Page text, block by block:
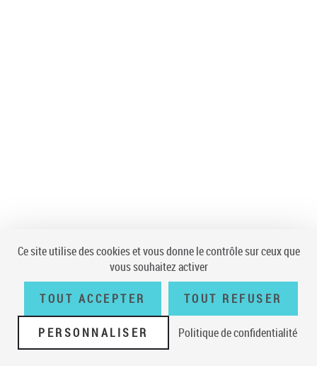
Ce site utilise des cookies et vous donne le contrôle sur ceux que
vous souhaitez activer
TOUT ACCEPTER TOUT REFUSER
PERSONNALISER Politique de confidentialité